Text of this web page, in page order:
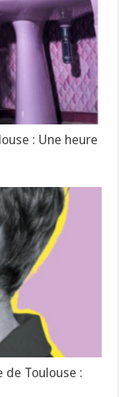
: Une heure
de Toulouse :